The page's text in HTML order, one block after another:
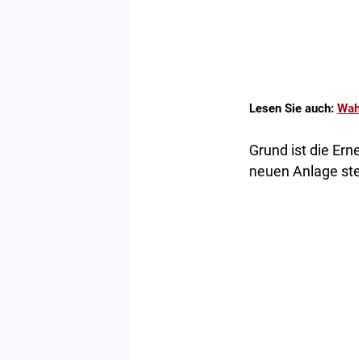
Lesen Sie auch:
Grund ist die
neuen Anlage